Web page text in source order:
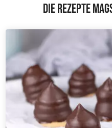
Die Rezepte